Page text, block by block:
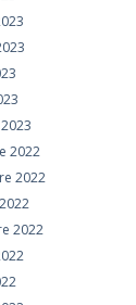
2022
2022
2022